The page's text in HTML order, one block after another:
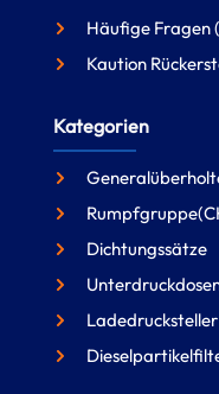
Häufige Fragen
Kaution
Kategorien
Dichtungssätze
Ladedrucksteller